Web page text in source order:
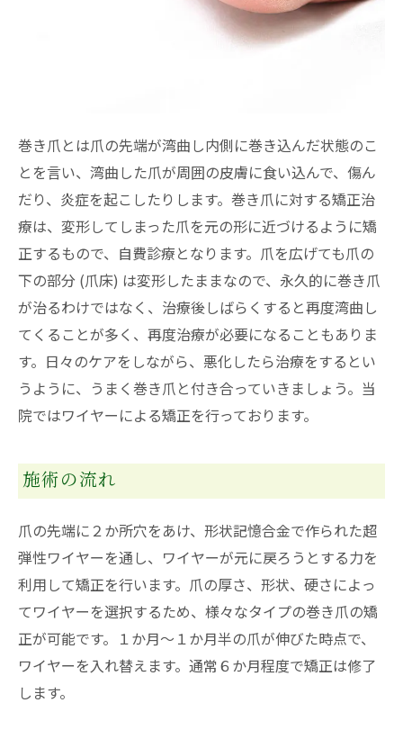
巻き爪とは爪の先端が湾曲し内側に巻き込んだ状態のこ
とを言い、湾曲した爪が周囲の皮膚に食い込んで、傷ん
だり、炎症を起こしたりします。巻き爪に対する矯正治
療は、変形してしまった爪を元の形に近づけるように矯
正するもので、自費診療となります。爪を広げても爪の
下の部分 (爪床) は変形したままなので、永久的に巻き爪
が治るわけではなく、治療後しばらくすると再度湾曲し
てくることが多く、再度治療が必要になることもありま
す。日々のケアをしながら、悪化したら治療をするとい
うように、うまく巻き爪と付き合っていきましょう。当
院ではワイヤーによる矯正を行っております。
施術の流れ
爪の先端に２か所穴をあけ、形状記憶合金で作られた超
弾性ワイヤーを通し、ワイヤーが元に戻ろうとする力を
利用して矯正を行います。爪の厚さ、形状、硬さによっ
てワイヤーを選択するため、様々なタイプの巻き爪の矯
正が可能です。１か月～１か月半の爪が伸びた時点で、
ワイヤーを入れ替えます。通常６か月程度で矯正は修了
します。